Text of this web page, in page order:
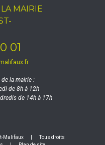
MAIRIE
01
la mairie :
de 8h à 12h
de 14h à 17h
Malifaux
Tous droits